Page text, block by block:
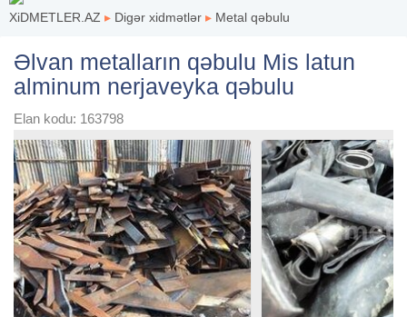
XiDMETLER.AZ ▸ Digər xidmətlər ▸ Metal qəbulu
Əlvan metalların qəbulu Mis latun
alminum nerjaveyka qəbulu
Elan kodu: 163798